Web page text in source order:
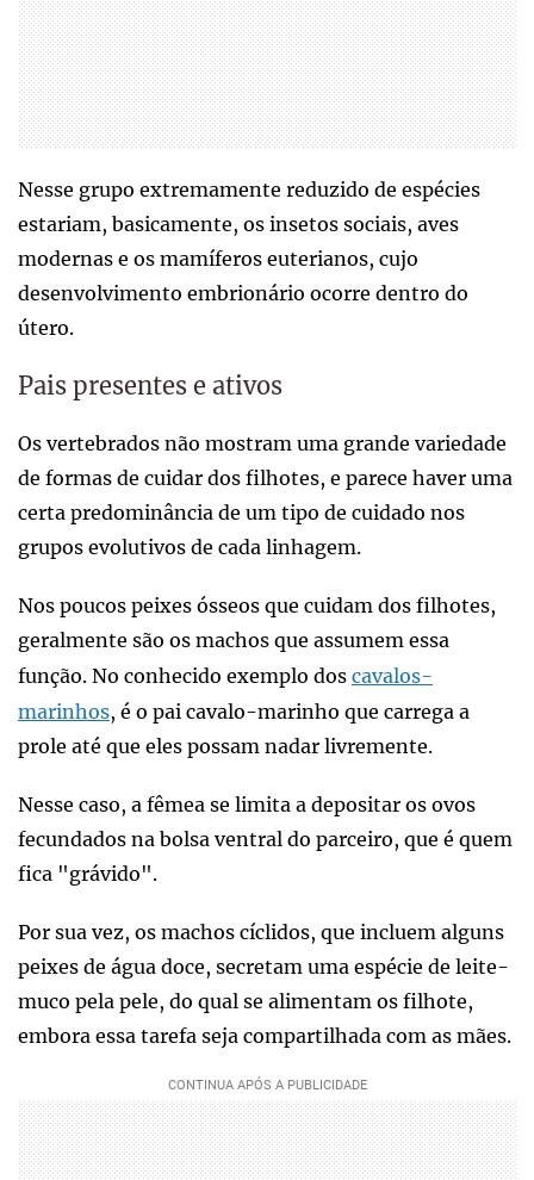
Nesse grupo extremamente reduzido de espécies
estariam, basicamente, os insetos sociais, aves
modernas e os mamíferos euterianos, cujo
desenvolvimento embrionário ocorre dentro do
útero.
Pais presentes e ativos
Os vertebrados não mostram uma grande variedade
de formas de cuidar dos filhotes, e parece haver uma
certa predominância de um tipo de cuidado nos
grupos evolutivos de cada linhagem.
Nos poucos peixes ósseos que cuidam dos filhotes,
geralmente são os machos que assumem essa
função. No conhecido exemplo dos cavalos-
marinhos, é o pai cavalo-marinho que carrega a
prole até que eles possam nadar livremente.
Nesse caso, a fêmea se limita a depositar os ovos
fecundados na bolsa ventral do parceiro, que é quem
fica "grávido".
Por sua vez, os machos cíclidos, que incluem alguns
peixes de água doce, secretam uma espécie de leite-
muco pela pele, do qual se alimentam os filhote,
embora essa tarefa seja compartilhada com as mães.